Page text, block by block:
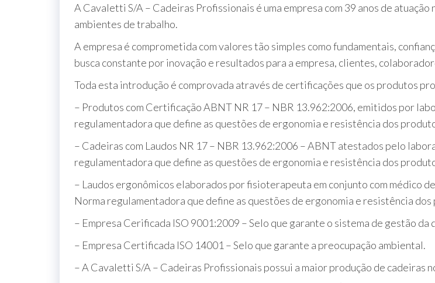
A Cavaletti S/A – Cadeiras Profissionais é uma empresa com 39 anos de
ambientes de trabalho.
A empresa é comprometida com valores tão simples como fundamentais,
busca constante por inovação e resultados para a empresa, clientes,
Toda esta introdução é comprovada através de certificações que os produtos
– Produtos com Certificação ABNT NR 17 – NBR 13.962:2006, emitidos por
regulamentadora que define as questões de ergonomia e resistência dos
– Cadeiras com Laudos NR 17 – NBR 13.962:2006 – ABNT atestados pelo
regulamentadora que define as questões de ergonomia e resistência dos
– Laudos ergonômicos elaborados por fisioterapeuta em conjunto com médico
Norma regulamentadora que define as questões de ergonomia e resistência
– Empresa Cerificada ISO 9001:2009 – Selo que garante o sistema de gestão
– Empresa Certificada ISO 14001 – Selo que garante a preocupação ambiental.
– A Cavaletti S/A – Cadeiras Profissionais possui a maior produção de cadeiras